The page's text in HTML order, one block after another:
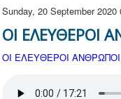
Sunday, 20 September 2020
ΟΙ ΕΛΕΥΘΕΡΟΙ
ΟΙ ΕΛΕΥΘΕΡΟΙ